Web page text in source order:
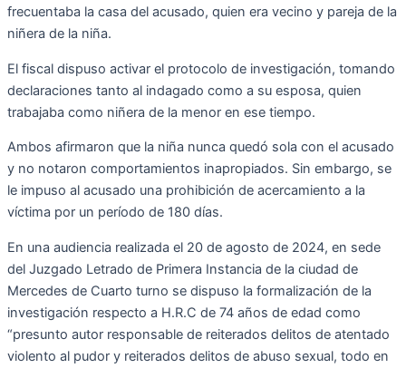
frecuentaba la casa del acusado, quien era vecino y pareja de la
niñera de la niña.
El fiscal dispuso activar el protocolo de investigación, tomando
declaraciones tanto al indagado como a su esposa, quien
trabajaba como niñera de la menor en ese tiempo.
Ambos afirmaron que la niña nunca quedó sola con el acusado
y no notaron comportamientos inapropiados. Sin embargo, se
le impuso al acusado una prohibición de acercamiento a la
víctima por un período de 180 días.
En una audiencia realizada el 20 de agosto de 2024, en sede
del Juzgado Letrado de Primera Instancia de la ciudad de
Mercedes de Cuarto turno se dispuso la formalización de la
investigación respecto a H.R.C de 74 años de edad como
“presunto autor responsable de reiterados delitos de atentado
violento al pudor y reiterados delitos de abuso sexual, todo en